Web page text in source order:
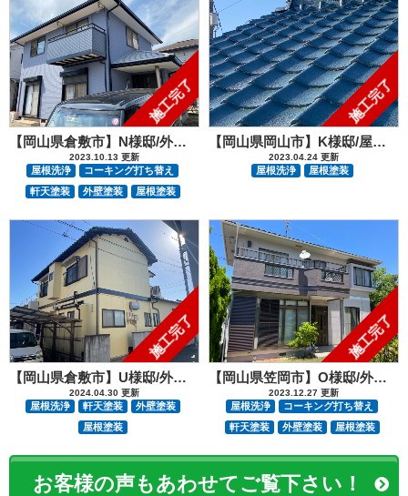
施工完了
【岡山県倉敷市】N様邸/外部塗装工事
2023.10.13 更新
屋根洗浄
コーキング打ち替え
軒天塗装
外壁塗装 屋根塗装
施工完了
【岡山県岡山市】K様邸/屋根塗装工事
2023.04.24 更新
屋根洗浄 屋根塗装
施工完了
【岡山県倉敷市】U様邸/外部塗装工事
2024.04.30 更新
屋根洗浄 軒天塗装
外壁塗装
屋根塗装
施工完了
【岡山県笠岡市】O様邸/外部塗装工事
2023.12.27 更新
屋根洗浄
コーキング打ち替え
軒天塗装
外壁塗装 屋根塗装
お客様の声もあわせてご覧下さい！